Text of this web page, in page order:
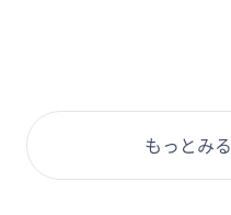
もっとみる